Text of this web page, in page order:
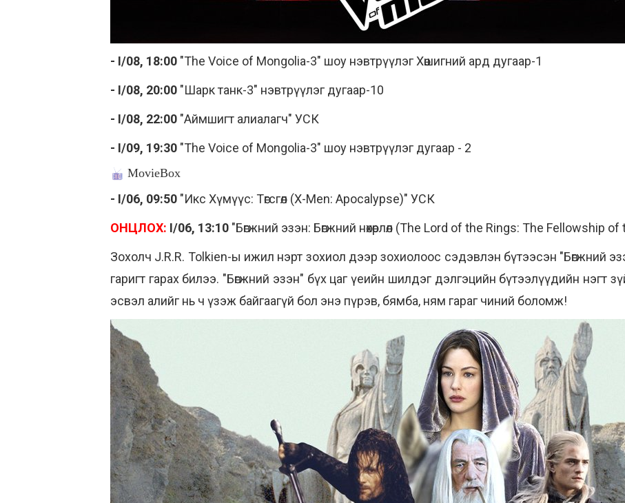
- I/08, 18:00 "The Voice of Mongolia-3" шоу нэвтрүүлэг Хөшигний ард дугаар-1
- I/08, 20:00 "Шарк танк-3" нэвтрүүлэг дугаар-10
- I/08, 22:00 "Аймшигт алиалагч" УСК
- I/09, 19:30 "The Voice of Mongolia-3" шоу нэвтрүүлэг дугаар - 2
MovieBox
- I/06, 09:50 "Икс Хүмүүс: Төгсгөл (X-Men: Apocalypse)" УСК
ОНЦЛОХ: I/06, 13:10 "Бөгжний эзэн: Бөгжний нөхөрлөл (The Lord of the Rings: The Fellowship
Зохолч J.R.R. Tolkien-ы ижил нэрт зохиол дээр зохиолоос сэдэвлэн бүтээсэн "Бөгжний
гаригт гарах билээ. "Бөгжний эзэн" бүх цаг үеийн шилдэг дэлгэцийн бүтээлүүдийн нэгт
эсвэл алийг нь ч үзэж байгаагүй бол энэ пүрэв, бямба, ням гараг чиний боломж!